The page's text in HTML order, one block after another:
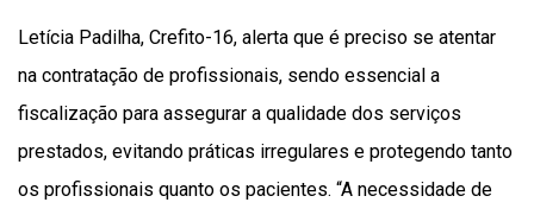
Letícia Padilha, Crefito-16, alerta que é preciso se atentar
na contratação de profissionais, sendo essencial a
fiscalização para assegurar a qualidade dos serviços
prestados, evitando práticas irregulares e protegendo tanto
os profissionais quanto os pacientes. “A necessidade de